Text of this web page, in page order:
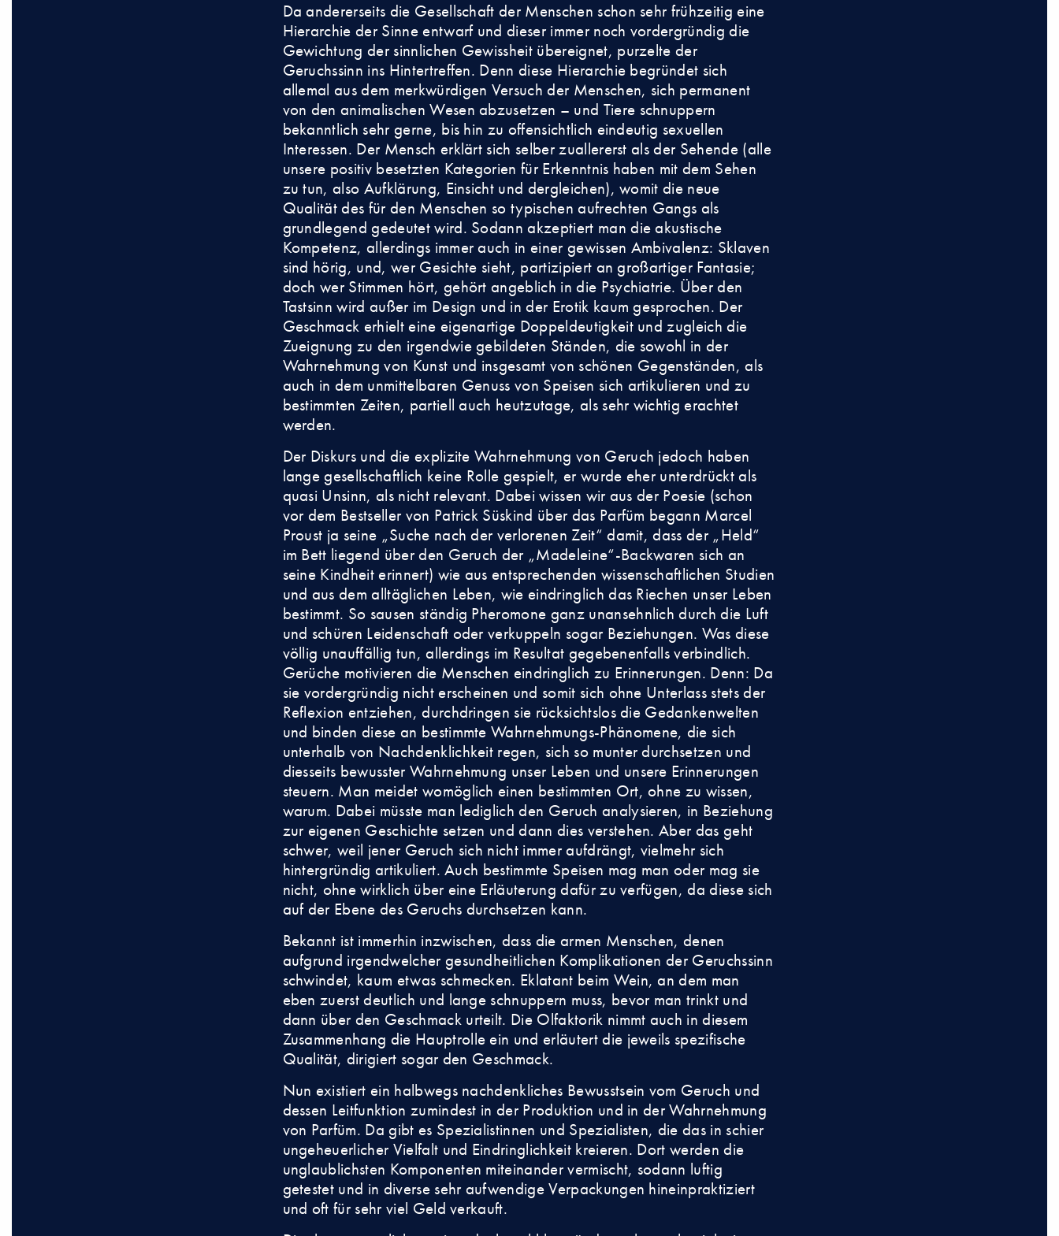
Da andererseits die Gesellschaft der Menschen schon sehr frühzeitig eine
Hierarchie der Sinne entwarf und dieser immer noch vordergründig die
Gewichtung der sinnlichen Gewissheit übereignet, purzelte der
Geruchssinn ins Hintertreffen. Denn diese Hierarchie begründet sich
allemal aus dem merkwürdigen Versuch der Menschen, sich permanent
von den animalischen Wesen abzusetzen – und Tiere schnuppern
bekanntlich sehr gerne, bis hin zu offensichtlich eindeutig sexuellen
Interessen. Der Mensch erklärt sich selber zuallererst als der Sehende (alle
unsere positiv besetzten Kategorien für Erkenntnis haben mit dem Sehen
zu tun, also Aufklärung, Einsicht und dergleichen), womit die neue
Qualität des für den Menschen so typischen aufrechten Gangs als
grundlegend gedeutet wird. Sodann akzeptiert man die akustische
Kompetenz, allerdings immer auch in einer gewissen Ambivalenz: Sklaven
sind hörig, und, wer Gesichte sieht, partizipiert an großartiger Fantasie;
doch wer Stimmen hört, gehört angeblich in die Psychiatrie. Über den
Tastsinn wird außer im Design und in der Erotik kaum gesprochen. Der
Geschmack erhielt eine eigenartige Doppeldeutigkeit und zugleich die
Zueignung zu den irgendwie gebildeten Ständen, die sowohl in der
Wahrnehmung von Kunst und insgesamt von schönen Gegenständen, als
auch in dem unmittelbaren Genuss von Speisen sich artikulieren und zu
bestimmten Zeiten, partiell auch heutzutage, als sehr wichtig erachtet
werden.
Der Diskurs und die explizite Wahrnehmung von Geruch jedoch haben
lange gesellschaftlich keine Rolle gespielt, er wurde eher unterdrückt als
quasi Unsinn, als nicht relevant. Dabei wissen wir aus der Poesie (schon
vor dem Bestseller von Patrick Süskind über das Parfüm begann Marcel
Proust ja seine „Suche nach der verlorenen Zeit“ damit, dass der „Held“
im Bett liegend über den Geruch der „Madeleine“-Backwaren sich an
seine Kindheit erinnert) wie aus entsprechenden wissenschaftlichen Studien
und aus dem alltäglichen Leben, wie eindringlich das Riechen unser Leben
bestimmt. So sausen ständig Pheromone ganz unansehnlich durch die Luft
und schüren Leidenschaft oder verkuppeln sogar Beziehungen. Was diese
völlig unauffällig tun, allerdings im Resultat gegebenenfalls verbindlich.
Gerüche motivieren die Menschen eindringlich zu Erinnerungen. Denn: Da
sie vordergründig nicht erscheinen und somit sich ohne Unterlass stets der
Reflexion entziehen, durchdringen sie rücksichtslos die Gedankenwelten
und binden diese an bestimmte Wahrnehmungs-Phänomene, die sich
unterhalb von Nachdenklichkeit regen, sich so munter durchsetzen und
diesseits bewusster Wahrnehmung unser Leben und unsere Erinnerungen
steuern. Man meidet womöglich einen bestimmten Ort, ohne zu wissen,
warum. Dabei müsste man lediglich den Geruch analysieren, in Beziehung
zur eigenen Geschichte setzen und dann dies verstehen. Aber das geht
schwer, weil jener Geruch sich nicht immer aufdrängt, vielmehr sich
hintergründig artikuliert. Auch bestimmte Speisen mag man oder mag sie
nicht, ohne wirklich über eine Erläuterung dafür zu verfügen, da diese sich
auf der Ebene des Geruchs durchsetzen kann.
Bekannt ist immerhin inzwischen, dass die armen Menschen, denen
aufgrund irgendwelcher gesundheitlichen Komplikationen der Geruchssinn
schwindet, kaum etwas schmecken. Eklatant beim Wein, an dem man
eben zuerst deutlich und lange schnuppern muss, bevor man trinkt und
dann über den Geschmack urteilt. Die Olfaktorik nimmt auch in diesem
Zusammenhang die Hauptrolle ein und erläutert die jeweils spezifische
Qualität, dirigiert sogar den Geschmack.
Nun existiert ein halbwegs nachdenkliches Bewusstsein vom Geruch und
dessen Leitfunktion zumindest in der Produktion und in der Wahrnehmung
von Parfüm. Da gibt es Spezialistinnen und Spezialisten, die das in schier
ungeheuerlicher Vielfalt und Eindringlichkeit kreieren. Dort werden die
unglaublichsten Komponenten miteinander vermischt, sodann luftig
getestet und in diverse sehr aufwendige Verpackungen hineinpraktiziert
und oft für sehr viel Geld verkauft.